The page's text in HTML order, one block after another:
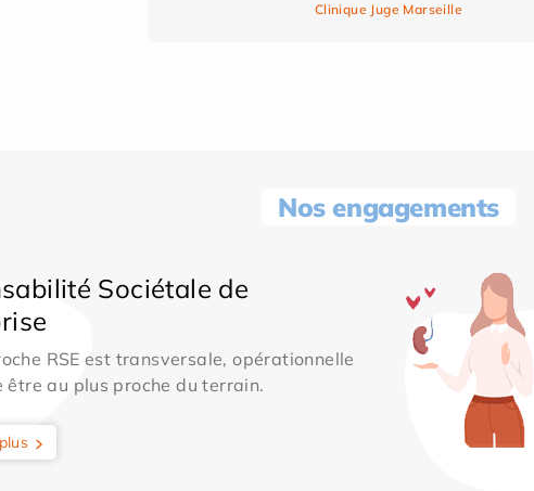
Clinique Juge Marseille
Nos engagements
Sociétale de
RSE est transversale, opérationnelle
être au plus proche du terrain.